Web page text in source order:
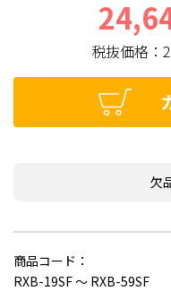
税抜価格：
欠
商品コード：
RXB-19SF ～ RXB-59SF